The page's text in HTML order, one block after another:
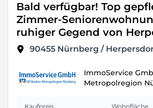
Bald verfügbar! Top
Zimmer-
ruhiger Gegend von
90455 Nürnberg /
ImmoService
Metropolregion
Kaufpreis Wohnfläche